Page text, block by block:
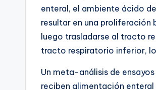
enteral, el ambiente ácido
resultar en una proliferación
luego trasladarse al tracto
tracto respiratorio inferior, lo
Un meta-análisis de
reciben alimentación